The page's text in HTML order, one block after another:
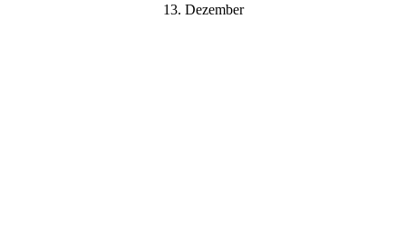
13. Dezember